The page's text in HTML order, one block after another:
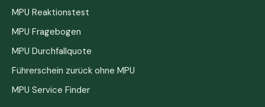
MPU Reaktionstest
MPU Fragebogen
MPU Durchfallquote
Führerschein zurück ohne MPU
MPU Service Finder